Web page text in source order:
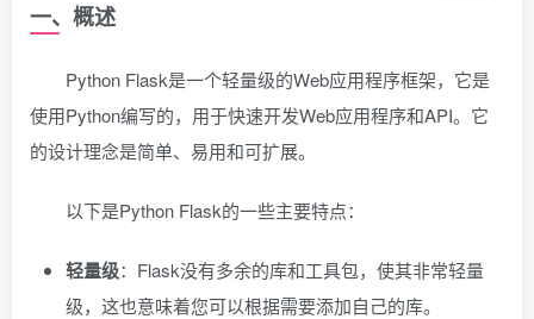
一、概述
Python Flask是一个轻量级的Web应用程序框架，它是
使用Python编写的，用于快速开发Web应用程序和API。它
的设计理念是简单、易用和可扩展。
以下是Python Flask的一些主要特点：
轻量级：Flask没有多余的库和工具包，使其非常轻量
级，这也意味着您可以根据需要添加自己的库。